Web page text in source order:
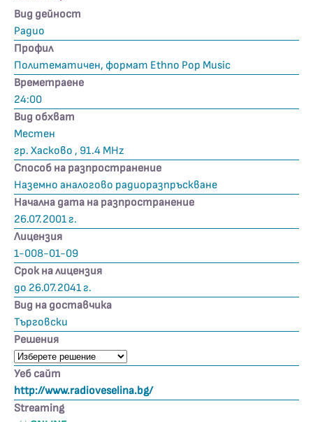
Вид дейност
Радио
Профил
Политематичен, формат Ethno Pop Music
Времетраене
24:00
Вид обхват
Местен
гр. Хасково , 91.4 MHz
Способ на разпространение
Наземно аналогово радиоразпръскване
Начална дата на разпространение
26.07.2001 г.
Лицензия
1-008-01-09
Срок на лицензия
до 26.07.2041 г.
Вид на доставчика
Търговски
Решения
Уеб сайт
http://www.radioveselina.bg/
Streaming